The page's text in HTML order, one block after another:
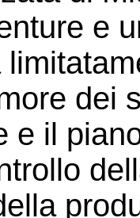
e
dei
e il